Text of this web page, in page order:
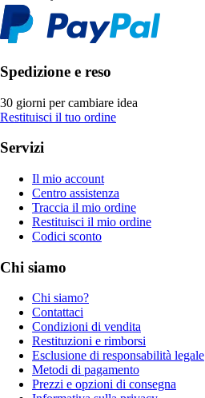
Spedizione e reso
30 giorni per cambiare idea
Restituisci il tuo ordine
Servizi
Il mio account
Centro assistenza
Traccia il mio ordine
Restituisci il mio ordine
Codici sconto
Chi siamo
Chi siamo?
Contattaci
Condizioni di vendita
Restituzioni e rimborsi
Esclusione di responsabilità legale
Metodi di pagamento
Prezzi e opzioni di consegna